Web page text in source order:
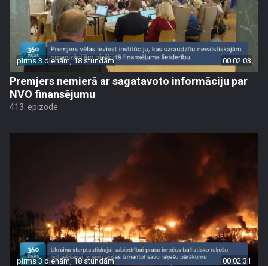
pirms 3 dienām, 18 stundām 00:02:03
Premjers nemierā ar sagatavoto informāciju par
NVO finansējumu
413. epizode
pirms 3 dienām, 18 stundām 00:02:31